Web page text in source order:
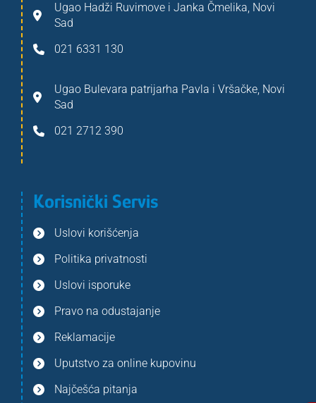
Ugao Hadži Ruvimove i Janka Čmelika, Novi
Sad
021 6331 130
Ugao Bulevara patrijarha Pavla i Vršačke, Novi
Sad
021 2712 390
Korisnički Servis
Uslovi korišćenja
Politika privatnosti
Uslovi isporuke
Pravo na odustajanje
Reklamacije
Uputstvo za online kupovinu
Najčešća pitanja